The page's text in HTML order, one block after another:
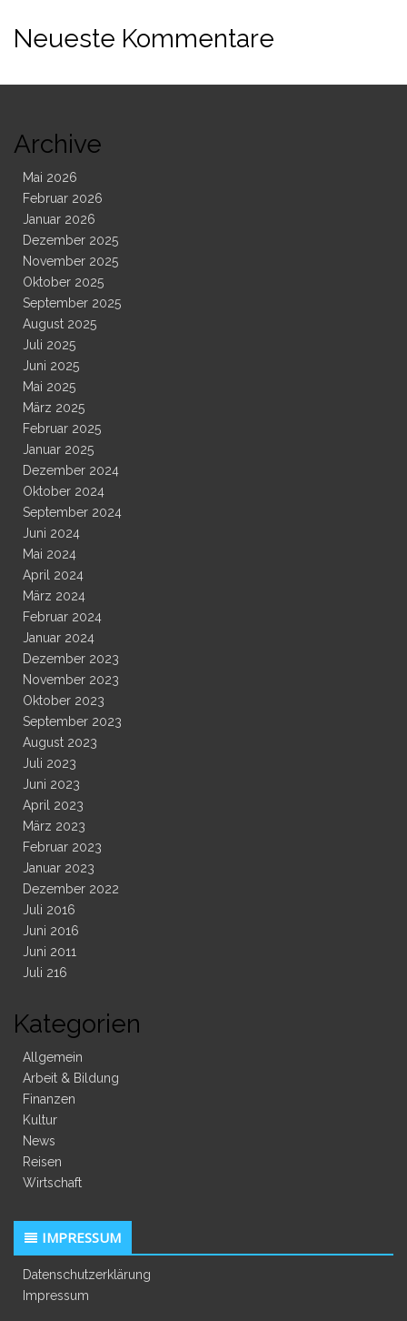
Neueste Kommentare
Archive
Mai 2026
Februar 2026
Januar 2026
Dezember 2025
November 2025
Oktober 2025
September 2025
August 2025
Juli 2025
Juni 2025
Mai 2025
März 2025
Februar 2025
Januar 2025
Dezember 2024
Oktober 2024
September 2024
Juni 2024
Mai 2024
April 2024
März 2024
Februar 2024
Januar 2024
Dezember 2023
November 2023
Oktober 2023
September 2023
August 2023
Juli 2023
Juni 2023
April 2023
März 2023
Februar 2023
Januar 2023
Dezember 2022
Juli 2016
Juni 2016
Juni 2011
Juli 216
Kategorien
Allgemein
Arbeit & Bildung
Finanzen
Kultur
News
Reisen
Wirtschaft
IMPRESSUM
Datenschutzerklärung
Impressum